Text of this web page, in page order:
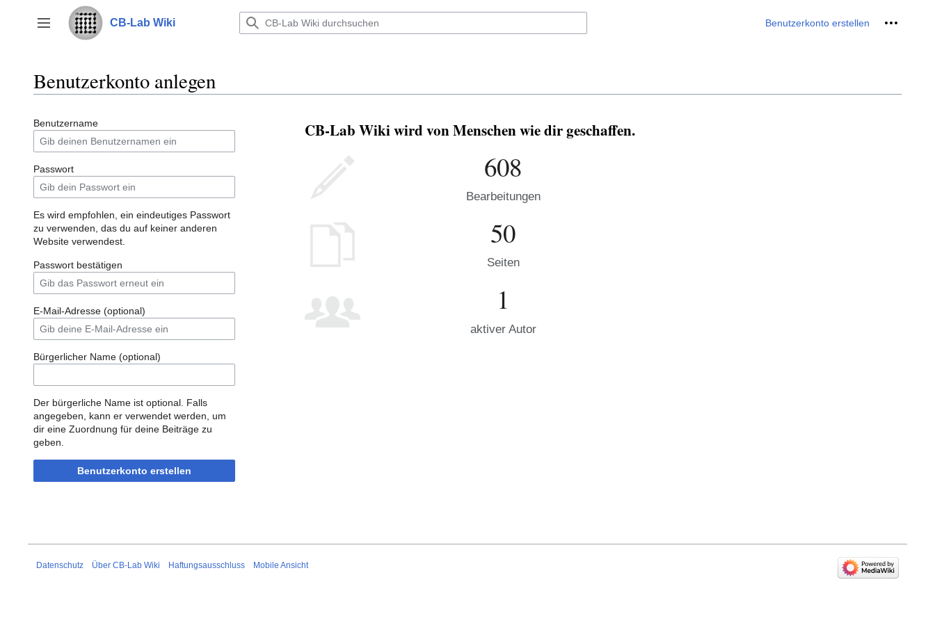
Inhalt
springen
Seitenleiste umschalten
CB-Lab Wiki Benutzerkonto erstellen Meine
Benutzerkonto anlegen
Benutzername
Passwort
Es wird empfohlen, ein eindeutiges Passwort
zu verwenden, das du auf keiner anderen
Website verwendest.
Passwort bestätigen
E-Mail-Adresse (optional)
Bürgerlicher Name (optional)
Der bürgerliche Name ist optional. Falls
angegeben, kann er verwendet werden, um
dir eine Zuordnung für deine Beiträge zu
geben.
Benutzerkonto erstellen
CB-Lab Wiki wird von Menschen wie dir geschaffen.
608
Bearbeitungen
50
Seiten
1
aktiver Autor
Datenschutz Über CB-Lab Wiki Haftungsausschluss Mobile Ansicht